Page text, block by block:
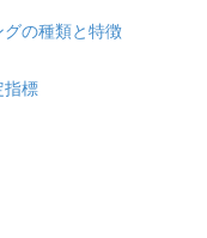
の種類と特徴
指標